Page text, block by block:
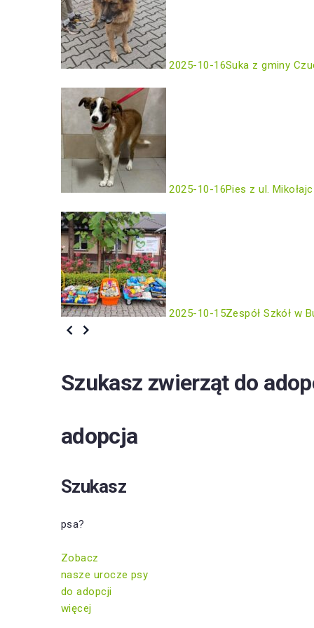
2025-10-16Suka z gminy
2025-10-16Pies z ul.
2025-10-15Zespół Szkół w
Szukasz zwierząt do
adopcja
Szukasz
psa?
Zobacz
nasze urocze psy
do adopcji
więcej